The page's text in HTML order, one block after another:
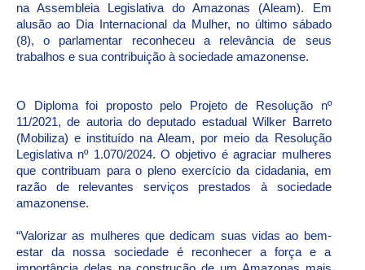
na Assembleia Legislativa do Amazonas (Aleam). Em
alusão ao Dia Internacional da Mulher, no último sábado
(8), o parlamentar reconheceu a relevância de seus
trabalhos e sua contribuição à sociedade amazonense.
O Diploma foi proposto pelo Projeto de Resolução nº
11/2021, de autoria do deputado estadual Wilker Barreto
(Mobiliza) e instituído na Aleam, por meio da Resolução
Legislativa nº 1.070/2024. O objetivo é agraciar mulheres
que contribuam para o pleno exercício da cidadania, em
razão de relevantes serviços prestados à sociedade
amazonense.
“Valorizar as mulheres que dedicam suas vidas ao bem-
estar da nossa sociedade é reconhecer a força e a